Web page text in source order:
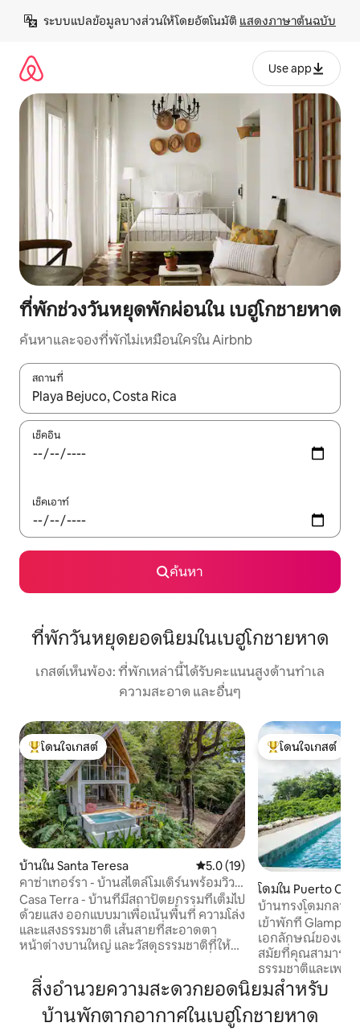
เนื้อหา
ระบบแปลข้อมูลบางส่วนให้โดยอัตโนมัติ แสดงภาษาต้นฉบับ
Use app
ที่พักช่วงวันหยุดพักผ่อนใน เบฮูโกชายหาด
ค้นหาและจองที่พักไม่เหมือนใครใน Airbnb
สถานที่
ใช้ลูกศรขึ้นลง หรือใช้การสัมผัสหรือปัด เพื่อสำรวจผลการค้นหา
เช็คอิน
เช็คเอาท์
ค้นหา
ที่พักวันหยุดยอดนิยมในเบฮูโกชายหาด
เกสต์เห็นพ้อง: ที่พักเหล่านี้ได้รับคะแนนสูงด้านทำเล
ความสะอาด และอื่นๆ
โดนใจเกสต์ที่สุด
โดนใจเกสต์
บ้านใน Santa Teresa คะแนนเฉลี่ย 5.0 จาก 5, 19 รีวิว
5.0 (19)
คาซ่าเทอร์รา - บ้านสไตล์โมเดิร์นพร้อมวิว
ทะเล
Casa Terra - บ้านที่มีสถาปัตยกรรมที่เต็มไป
ด้วยแสง ออกแบบมาเพื่อเน้นพื้นที่ ความโล่ง
และแสงธรรมชาติ เส้นสายที่สะอาดตา
หน้าต่างบานใหญ่ และวัสดุธรรมชาติที่ให้
และสงบ ซึ่งเชื่อมต่ออย่างลงตัวกับวิวป่าและ
มหาสมุทรโดยรอบ พื้นที่นั่งเล่นแบบเปิดโล่ง
ชวนให้ใช้ชีวิตอย่างผ่อนคลายทั้งในและนอก
อาคาร บ้านแห่งนี้ตั้งอยู่ใกล้กับร้านอาหารที่
โดนใจเกสต์ที่สุด
โดนใจเกสต์
โดมใน Puerto
บ้านทรงโดมกลางป่
สระว่ายน้ำส่วนตัว
เข้าพักที่
เอกลักษณ์ของเรา
สมัยที่คุณสามารถ
ธรรมชาติและเพลิ
สวยงามจนหยุดหายใจ สัมผัสที่พัก
สงบและมีอุปกรณ์ค
และแต่ละวันจะเริ่
สิ่งอำนวยความสะดวกยอดนิยมสำหรับ
บ้านพักตากอากาศในเบฮูโกชายหาด